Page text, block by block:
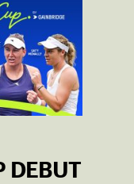
DEBUT